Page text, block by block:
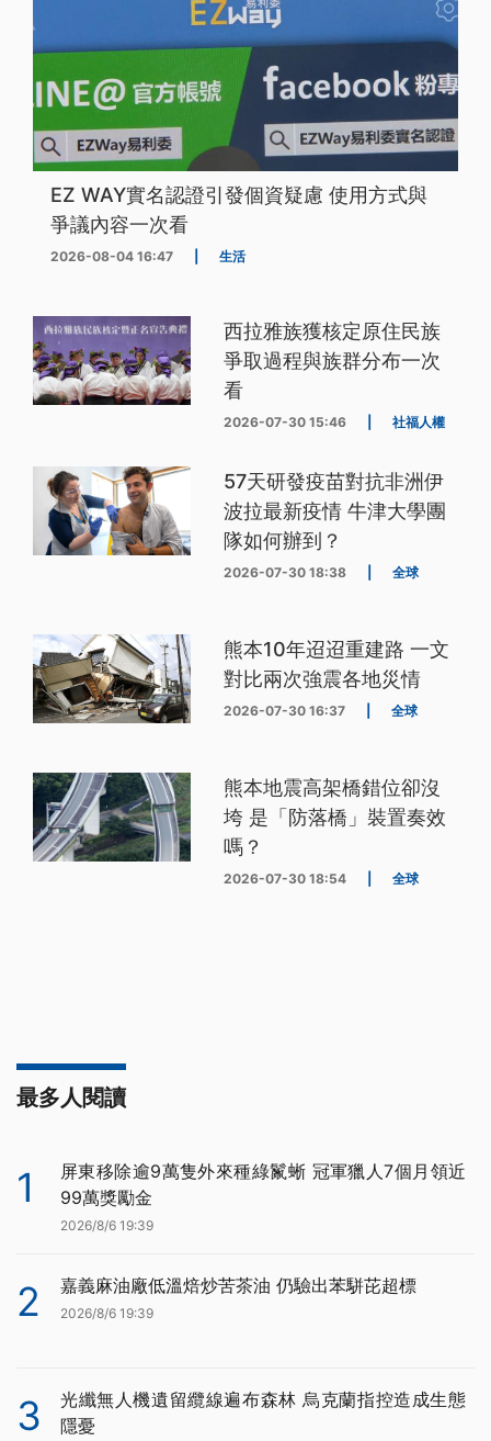
EZ WAY實名認證引發個資疑慮 使用方式與
爭議內容一次看
2026-08-04 16:47 生活
西拉雅族獲核定原住民族
爭取過程與族群分布一次
看
2026-07-30 15:46 社福人權
57天研發疫苗對抗非洲伊
波拉最新疫情 牛津大學團
隊如何辦到？
2026-07-30 18:38 全球
熊本10年迢迢重建路 一文
對比兩次強震各地災情
2026-07-30 16:37 全球
熊本地震高架橋錯位卻沒
垮 是「防落橋」裝置奏效
嗎？
2026-07-30 18:54 全球
最多人閱讀
1
屏東移除逾9萬隻外來種綠鬣蜥 冠軍獵人7個月領近
99萬獎勵金
2026/8/6 19:39
2 嘉義麻油廠低溫焙炒苦茶油 仍驗出苯駢芘超標
2026/8/6 19:39
3
光纖無人機遺留纜線遍布森林 烏克蘭指控造成生態
隱憂